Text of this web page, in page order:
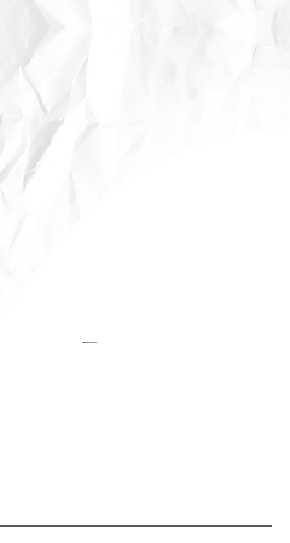
Aktualisiert: